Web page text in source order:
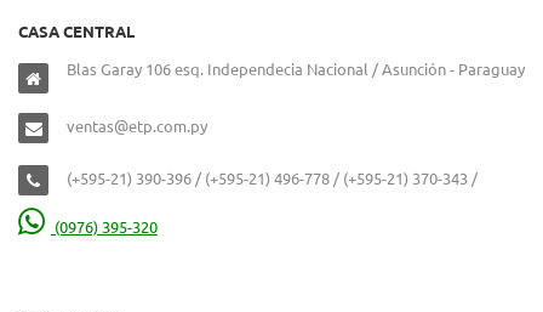
CASA CENTRAL
Blas Garay 106 esq. Independecia Nacional / Asunción - Paraguay
ventas@etp.com.py
(+595-21) 390-396 / (+595-21) 496-778 / (+595-21) 370-343 /
(0976) 395-320